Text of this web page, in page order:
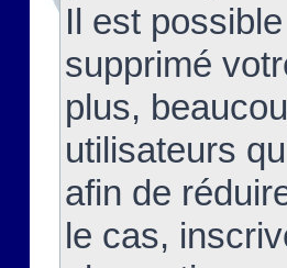
Il est
supprimé
plus,
utilisateurs
afin de
le cas,